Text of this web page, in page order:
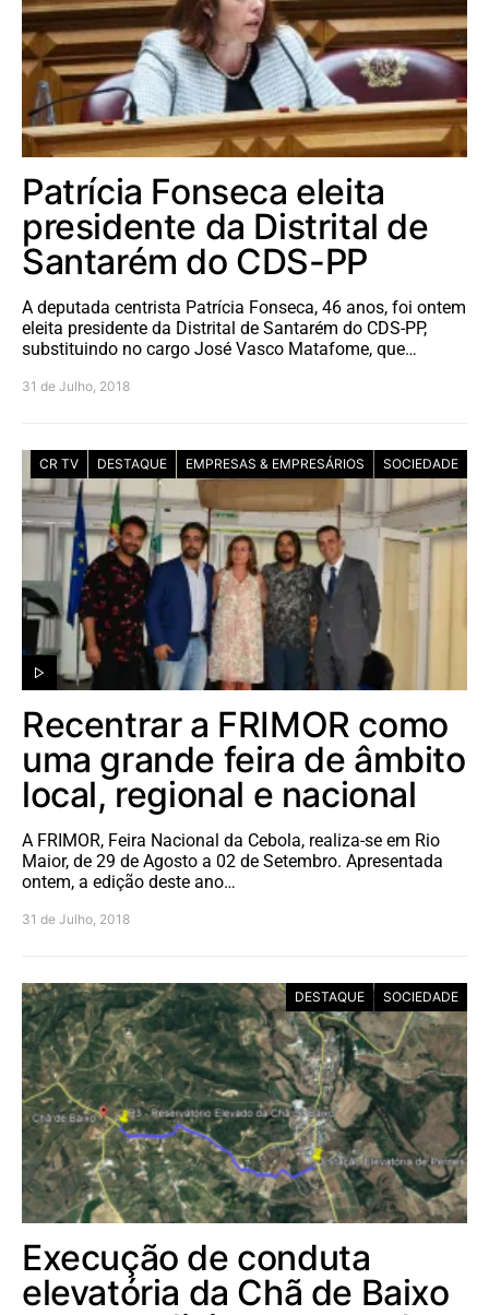
Patrícia Fonseca eleita
presidente da Distrital de
Santarém do CDS-PP
A deputada centrista Patrícia Fonseca, 46 anos, foi ontem
eleita presidente da Distrital de Santarém do CDS-PP,
substituindo no cargo José Vasco Matafome, que…
31 de Julho, 2018
CR TV DESTAQUE EMPRESAS & EMPRESÁRIOS SOCIEDADE
Recentrar a FRIMOR como
uma grande feira de âmbito
local, regional e nacional
A FRIMOR, Feira Nacional da Cebola, realiza-se em Rio
Maior, de 29 de Agosto a 02 de Setembro. Apresentada
ontem, a edição deste ano…
31 de Julho, 2018
DESTAQUE SOCIEDADE
Execução de conduta
elevatória da Chã de Baixo